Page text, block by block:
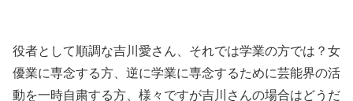
役者として順調な吉川愛さん、それでは学業の方では？女
優業に専念する方、逆に学業に専念するために芸能界の活
動を一時自粛する方、様々ですが吉川さんの場合はどうだ